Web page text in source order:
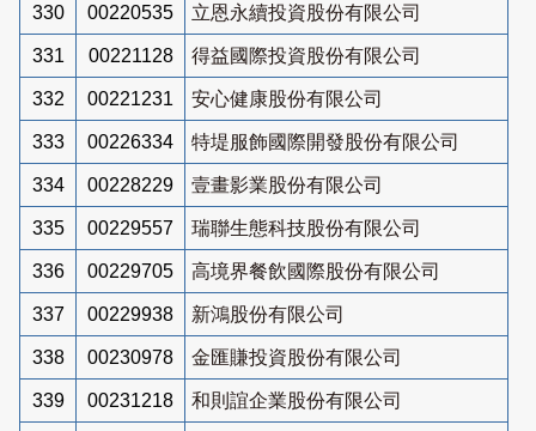
330 00220535 立恩永續投資股份有限公司
331 00221128 得益國際投資股份有限公司
332 00221231 安心健康股份有限公司
333 00226334 特堤服飾國際開發股份有限公司
334 00228229 壹畫影業股份有限公司
335 00229557 瑞聯生態科技股份有限公司
336 00229705 高境界餐飲國際股份有限公司
337 00229938 新鴻股份有限公司
338 00230978 金匯賺投資股份有限公司
339 00231218 和則誼企業股份有限公司